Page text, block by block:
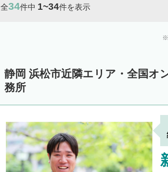
全34件中 1~34件を表示
静岡 浜松市近隣エリア・全国オ
務所